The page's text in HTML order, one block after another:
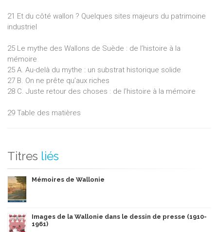
21 Et du côté wallon ? Quelques sites majeurs du patrimoine
industriel
25 Le mythe des Wallons de Suède : de l’histoire à la
mémoire
25 A. Au-delà du mythe : un substrat historique solide
27 B. On ne prête qu’aux riches
28 C. Juste retour des choses : de l’histoire à la mémoire
29 Table des matières
Titres liés
Mémoires de Wallonie
Images de la Wallonie dans le dessin de presse (1910-
1961)